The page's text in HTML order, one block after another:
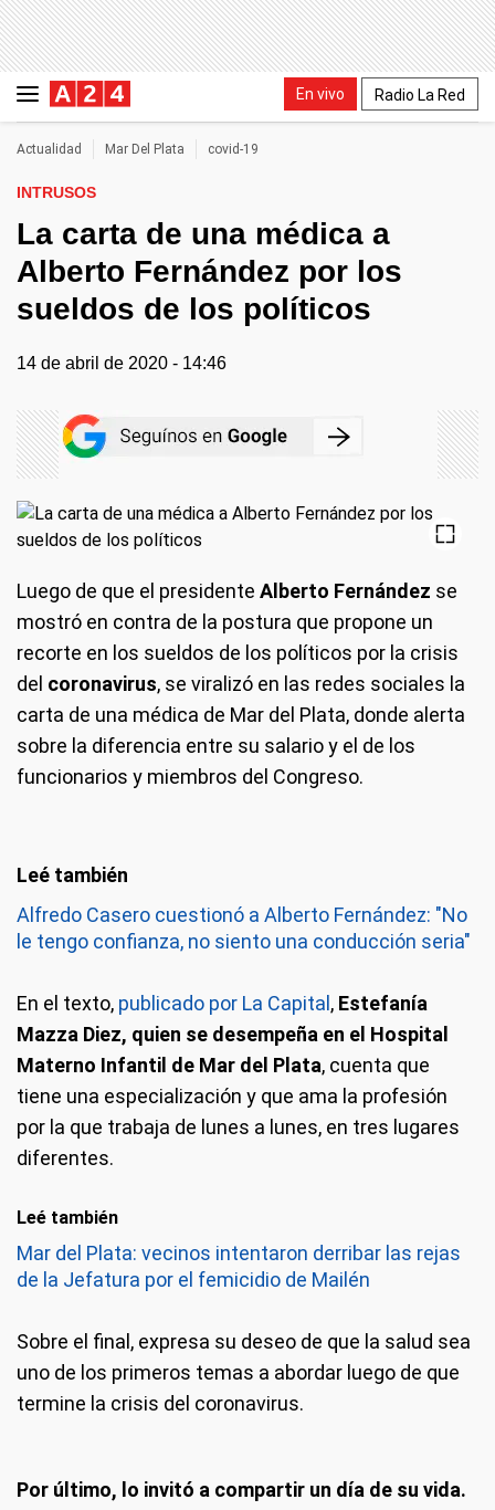
En vivo Radio La Red
Actualidad Mar Del Plata covid-19
INTRUSOS
La carta de una médica a
Alberto Fernández por los
sueldos de los políticos
14 de abril de 2020 - 14:46
Luego de que el presidente Alberto Fernández se
mostró en contra de la postura que propone un
recorte en los sueldos de los políticos por la crisis
del coronavirus, se viralizó en las redes sociales la
carta de una médica de Mar del Plata, donde alerta
sobre la diferencia entre su salario y el de los
funcionarios y miembros del Congreso.
Alfredo Casero cuestionó a Alberto Fernández: "No
le tengo confianza, no siento una conducción seria"
En el texto, publicado por La Capital , Estefanía
Mazza Diez, quien se desempeña en el Hospital
Materno Infantil de Mar del Plata, cuenta que
tiene una especialización y que ama la profesión
por la que trabaja de lunes a lunes, en tres lugares
diferentes.
Leé también
Mar del Plata: vecinos intentaron derribar las rejas
de la Jefatura por el femicidio de Mailén
Sobre el final, expresa su deseo de que la salud sea
uno de los primeros temas a abordar luego de que
termine la crisis del coronavirus.
Por último, lo invitó a compartir un día de su vida.